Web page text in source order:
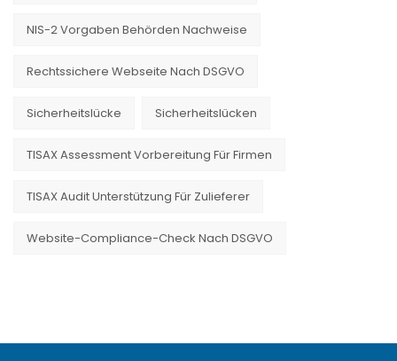
NIS-2 Vorgaben Behörden Nachweise
Rechtssichere Webseite Nach DSGVO
Sicherheitslücke Sicherheitslücken
TISAX Assessment Vorbereitung Für Firmen
TISAX Audit Unterstützung Für Zulieferer
Website-Compliance-Check Nach DSGVO